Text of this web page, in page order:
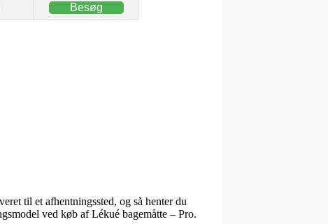
Besøg
til et afhentningssted, og så henter du
ved køb af Lékué bagemåtte – Pro.